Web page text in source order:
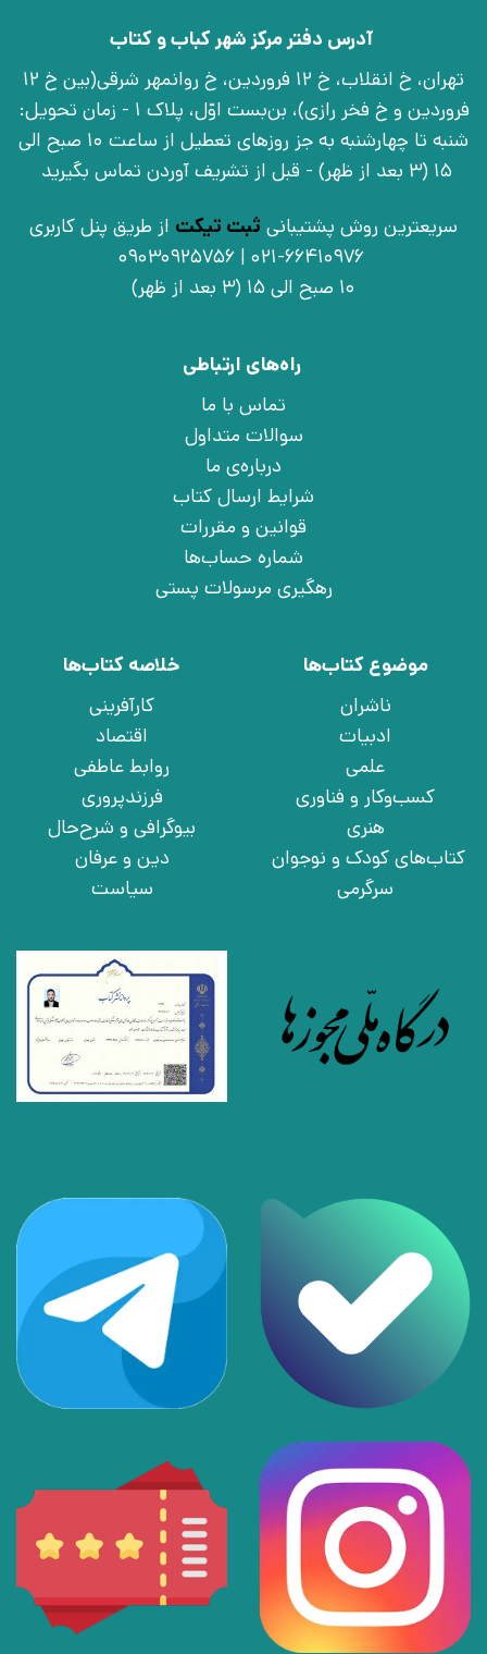
آدرس دفتر مرکز شهر کباب و کتاب
تهران، خ انقلاب، خ 12 فروردین، خ روانمهر شرقی(بین خ 12
فروردین و خ فخر رازی)، بن‌بست اوّل، پلاک 1 - زمان تحویل:
شنبه تا چهارشنبه به جز روزهای تعطیل از ساعت 10 صبح الی
15 (3 بعد از ظهر) - قبل از تشریف آوردن تماس بگیرید
سریعترین روش پشتیبانی ثبت تیکت از طریق پنل کاربری
021-66410976 | 09030925756
10 صبح الی 15 (3 بعد از ظهر)
راه‌های ارتباطی
تماس با ما
سوالات متداول
درباره‌ی ما
شرایط ارسال کتاب
قوانین و مقررات
شماره حساب‌ها
رهگیری مرسولات پستی
موضوع کتاب‌ها
ناشران
ادبیات
علمی
کسب‌وکار و فناوری
هنری
کتاب‌های کودک و نوجوان
سرگرمی
خلاصه کتاب‌ها
کارآفرینی
اقتصاد
روابط عاطفی
فرزندپروری
بیوگرافی و شرح‌حال
دین و عرفان
سیاست